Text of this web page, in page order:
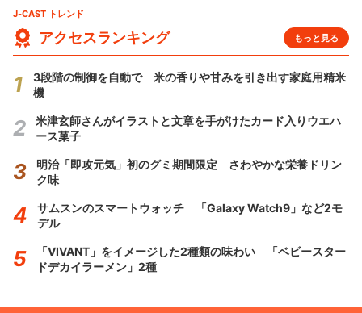
J-CAST トレンド
アクセスランキング もっと見る
3段階の制御を自動で 米の香りや甘みを引き出す家庭用精米
機
米津玄師さんがイラストと文章を手がけたカード入りウエハ
ース菓子
明治「即攻元気」初のグミ期間限定 さわやかな栄養ドリン
ク味
サムスンのスマートウォッチ 「Galaxy Watch9」など2モ
デル
「VIVANT」をイメージした2種類の味わい 「ベビースター
ドデカイラーメン」2種